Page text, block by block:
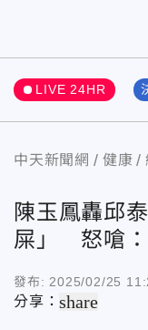
LIVE 24HR
中天新聞網 健康
陳玉鳳轟邱
屎」 怒嗆：
發布: 2025/02/25
分享：share